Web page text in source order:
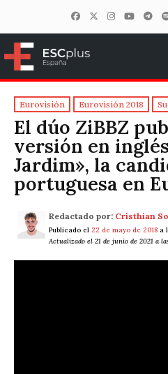
ESCplus España
Eurovisión Eurovisión 2018
El dúo ZiBBZ
versión en
Jardim», la
portuguesa en
Redactado por: Cristhian
Publicado el 22 de mayo de 2018 a
Actualizado el 21 de junio de 2021 a